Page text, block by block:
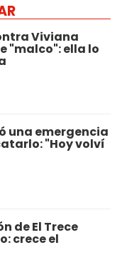
Viviana
"malco": ella lo
una emergencia
"Hoy volví
de El Trece
crece el